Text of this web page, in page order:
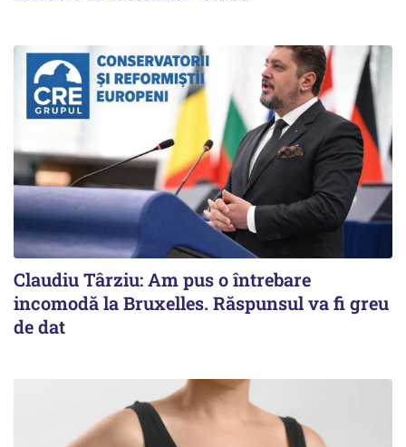
Claudiu Târziu: Am pus o întrebare
incomodă la Bruxelles. Răspunsul va fi greu
de dat